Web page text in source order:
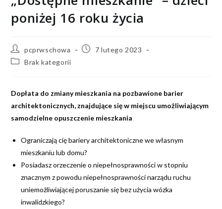
poniżej 16 roku życia
pcprwschowa
7 lutego 2023
Brak kategorii
Dopłata do zmiany mieszkania na pozbawione barier
architektonicznych, znajdujące się w miejscu umożliwiającym
samodzielne opuszczenie mieszkania
Ograniczają cię bariery architektoniczne we własnym
mieszkaniu lub domu?
Posiadasz orzeczenie o niepełnosprawności w stopniu
znacznym z powodu niepełnosprawności narządu ruchu
uniemożliwiającej poruszanie się bez użycia wózka
inwalidzkiego?